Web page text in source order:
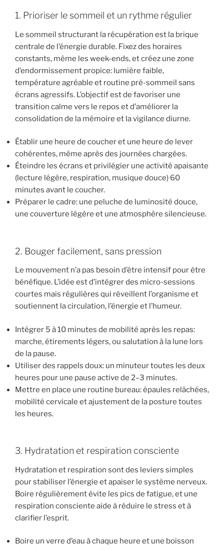
1. Prioriser le sommeil et un rythme régulier
Le sommeil structurant la récupération est la brique
centrale de l’énergie durable. Fixez des horaires
constants, même les week-ends, et créez une zone
d’endormissement propice: lumière faible,
température agréable et routine pré-sommeil sans
écrans agressifs. L’objectif est de favoriser une
transition calme vers le repos et d’améliorer la
consolidation de la mémoire et la vigilance diurne.
Établir une heure de coucher et une heure de lever
cohérentes, même après des journées chargées.
Éteindre les écrans et privilégier une activité apaisante
(lecture légère, respiration, musique douce) 60
minutes avant le coucher.
Préparer le cadre: une peluche de luminosité douce,
une couverture légère et une atmosphère silencieuse.
2. Bouger facilement, sans pression
Le mouvement n’a pas besoin d’être intensif pour être
bénéfique. L’idée est d’intégrer des micro-sessions
courtes mais régulières qui réveillent l’organisme et
soutiennent la circulation, l’énergie et l’humeur.
Intégrer 5 à 10 minutes de mobilité après les repas:
marche, étirements légers, ou salutation à la lune lors
de la pause.
Utiliser des rappels doux: un minuteur toutes les deux
heures pour une pause active de 2–3 minutes.
Mettre en place une routine bureau: épaules relâchées,
mobilité cervicale et ajustement de la posture toutes
les heures.
3. Hydratation et respiration consciente
Hydratation et respiration sont des leviers simples
pour stabiliser l’énergie et apaiser le système nerveux.
Boire régulièrement évite les pics de fatigue, et une
respiration consciente aide à réduire le stress et à
clarifier l’esprit.
Boire un verre d’eau à chaque heure et une boisson